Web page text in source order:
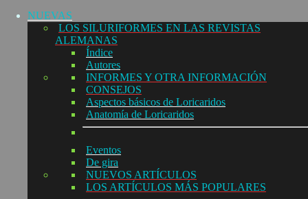
NUEVAS
LOS SILURIFORMES EN LAS REVISTAS
ALEMANAS
Índice
Autores
INFORMES Y OTRA INFORMACIÓN
CONSEJOS
Aspectos básicos de Loricaridos
Anatomía de Loricaridos
Eventos
De gira
NUEVOS ARTÍCULOS
LOS ARTÍCULOS MÁS POPULARES